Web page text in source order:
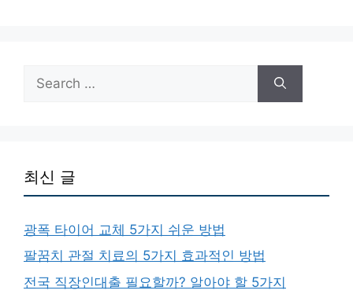
for:
최신 글
광폭 타이어 교체 5가지 쉬운 방법
팔꿈치 관절 치료의 5가지 효과적인 방법
전국 직장인대출 필요할까? 알아야 할 5가지